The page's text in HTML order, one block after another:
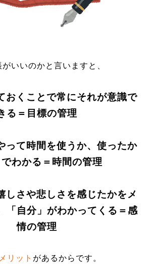
いいのかと言いますと、
おくことで常にそれが意識で
る＝目標の管理
って時間を使うか、使ったか
わかる＝時間の管理
しさや悲しさを感じたかをメ
「自分」がわかってくる＝感
情の管理
メリット があるからです。